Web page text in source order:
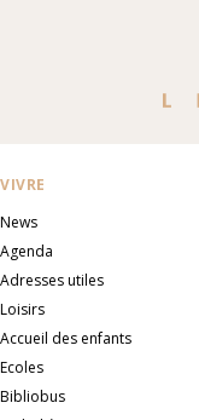
VIVRE
News
Agenda
Adresses utiles
Loisirs
Accueil des enfants
Ecoles
Bibliobus